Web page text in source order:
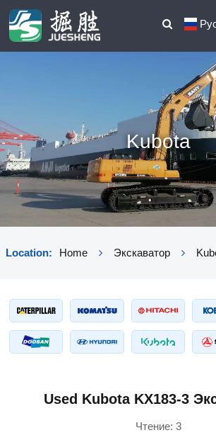
Kubota
Location: Home Экскаватор
Used Kubota KX183-3
Чтение: 3